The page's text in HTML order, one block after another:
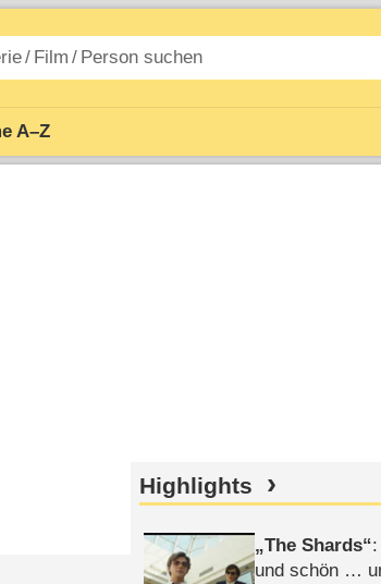
A–Z
Highlights
The Shards
und schön …